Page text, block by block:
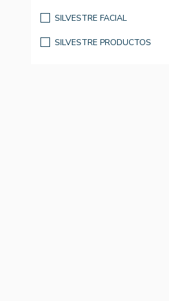
SILVESTRE FACIAL
SILVESTRE PRODUCTOS